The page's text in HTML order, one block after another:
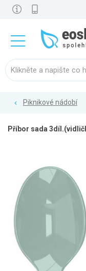
Piknikové nádobí
Příbor sada